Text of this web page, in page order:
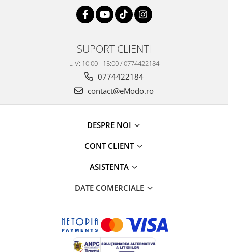
SUPORT CLIENTI
L-V: 10:00 - 15:00 / 0774422184
0774422184
contact@eModo.ro
DESPRE NOI
CONT CLIENT
ASISTENTA
DATE COMERCIALE